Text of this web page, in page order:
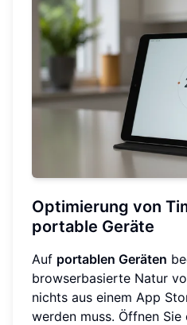
Optimierung von
portable Geräte
Auf portablen Geräten
browserbasierte Natur
nichts aus einem App
werden muss. Öffnen